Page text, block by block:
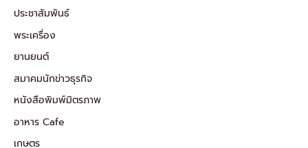
ประชาสัมพันธ์
พระเครื่อง
ยานยนต์
สมาคมนักข่าวธุรกิจ
หนังสือพิมพ์มิตรภาพ
อาหาร Cafe
เกษตร